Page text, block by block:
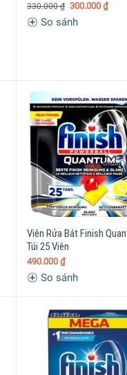
330.000₫ 300.000 ₫
So sánh
Viên Rửa Bát Finish
Túi 25 Viên
490.000₫
So sánh